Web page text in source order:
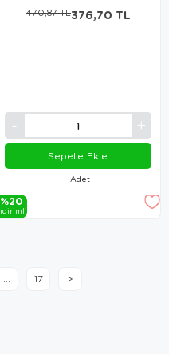
Adet
376,70 TL
470,87 TL
Sepete Ekle
%20
... 17 >